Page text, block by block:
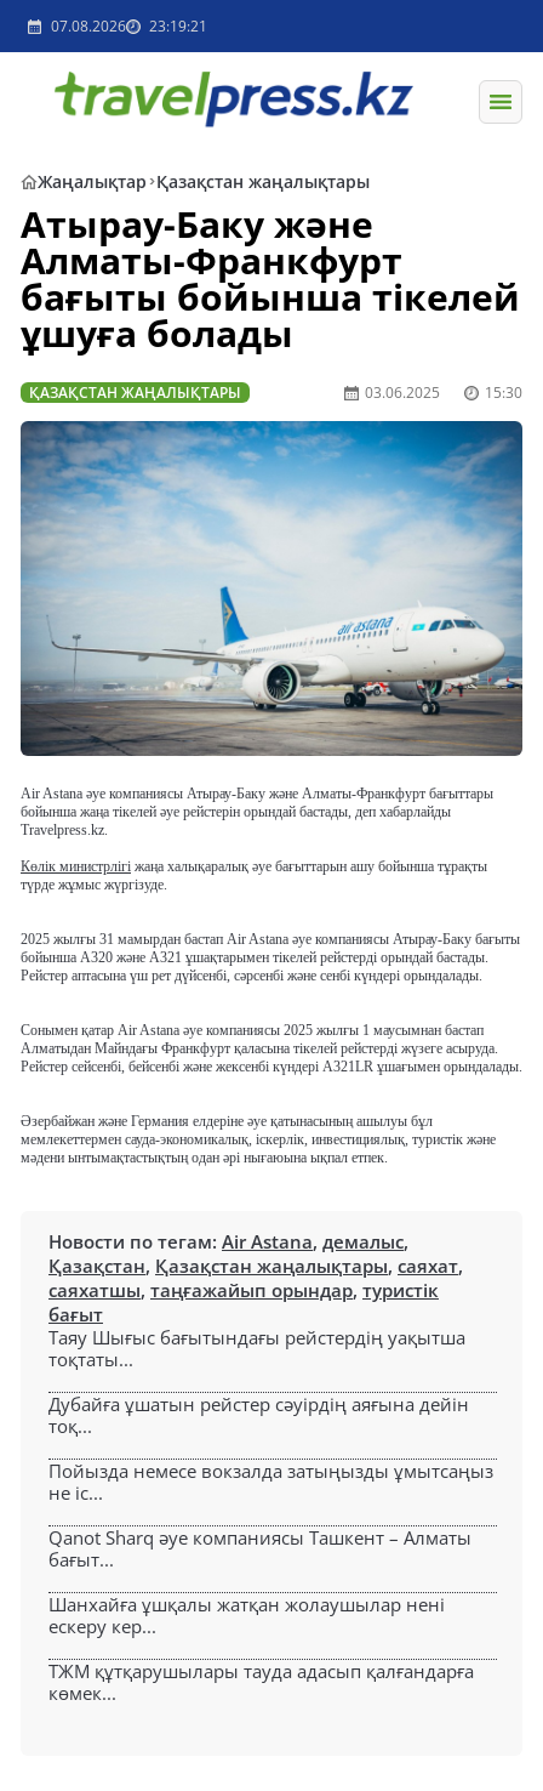
07.08.2026 23:19:21
Жаңалықтар Қазақстан жаңалықтары
Атырау-Баку және
Алматы-Франкфурт
бағыты бойынша тікелей
ұшуға болады
ҚАЗАҚСТАН ЖАҢАЛЫҚТАРЫ 03.06.2025 15:30
Air Astana әуе компаниясы Атырау-Баку және Алматы-Франкфурт бағыттары
бойынша жаңа тікелей әуе рейстерін орындай бастады, деп хабарлайды
Travelpress.kz.
Көлік министрлігі жаңа халықаралық әуе бағыттарын ашу бойынша тұрақты
түрде жұмыс жүргізуде.
2025 жылғы 31 мамырдан бастап Air Astana әуе компаниясы Атырау-Баку бағыты
бойынша A320 және A321 ұшақтарымен тікелей рейстерді орындай бастады.
Рейстер аптасына үш рет дүйсенбі, сәрсенбі және сенбі күндері орындалады.
Сонымен қатар Air Astana әуе компаниясы 2025 жылғы 1 маусымнан бастап
Алматыдан Майндағы Франкфурт қаласына тікелей рейстерді жүзеге асыруда.
Рейстер сейсенбі, бейсенбі және жексенбі күндері A321LR ұшағымен орындалады.
Әзербайжан және Германия елдеріне әуе қатынасының ашылуы бұл
мемлекеттермен сауда-экономикалық, іскерлік, инвестициялық, туристік және
мәдени ынтымақтастықтың одан әрі нығаюына ықпал етпек.
Новости по тегам: Air Astana, демалыс,
Қазақстан, Қазақстан жаңалықтары, саяхат,
саяхатшы, таңғажайып орындар, туристік
бағыт
Таяу Шығыс бағытындағы рейстердің уақытша
тоқтаты...
Дубайға ұшатын рейстер сәуірдің аяғына дейін
тоқ...
Пойызда немесе вокзалда затыңызды ұмытсаңыз
не іс...
Qanot Sharq әуе компаниясы Ташкент – Алматы
бағыт...
Шанхайға ұшқалы жатқан жолаушылар нені
ескеру кер...
ТЖМ құтқарушылары тауда адасып қалғандарға
көмек...